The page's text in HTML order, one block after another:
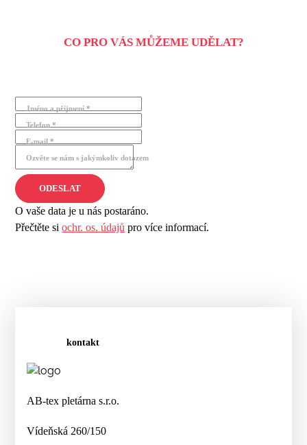
CO PRO VÁS MŮŽEME UDĚLAT?
Jméno a příjmení *
Telefon *
E-mail *
Ozvěte se nám s jakýmkoliv dotazem
O vaše data je u nás postaráno.
Přečtěte siochr. os. údajů pro více informací.
kontakt
AB-tex pletárna s.r.o.
Vídeňská 260/150